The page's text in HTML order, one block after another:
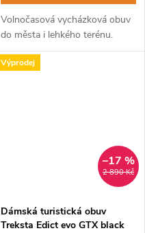
Volnočasová vycházková obuv
do města i lehkého terénu.
Výprodej
2 890 Kč
–17 %
Dámská turistická obuv
Treksta Edict evo GTX black